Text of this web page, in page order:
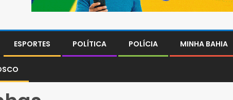
ESPORTES POLÍTICA POLÍCIA MINHA BAHIA